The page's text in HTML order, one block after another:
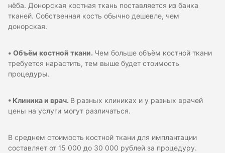
нёба. Донорская костная ткань поставляется из банка
тканей. Собственная кость обычно дешевле, чем
донорская.
• Объём костной ткани. Чем больше объём костной ткани
требуется нарастить, тем выше будет стоимость
процедуры.
• Клиника и врач. В разных клиниках и у разных врачей
цены на услуги могут различаться.
В среднем стоимость костной ткани для имплантации
составляет от 15 000 до 30 000 рублей за процедуру.